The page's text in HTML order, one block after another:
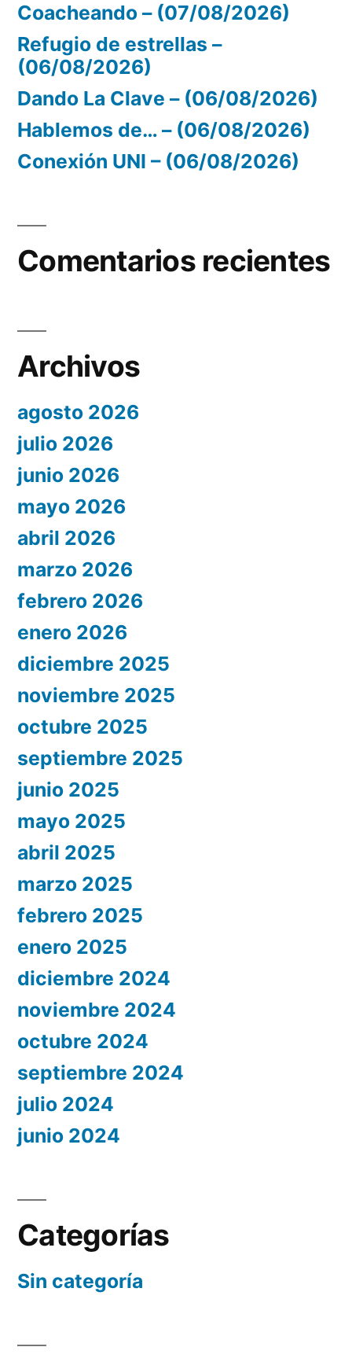
Coacheando – (07/08/2026)
Refugio de estrellas –
(06/08/2026)
Dando La Clave – (06/08/2026)
Hablemos de… – (06/08/2026)
Conexión UNI – (06/08/2026)
Comentarios recientes
Archivos
agosto 2026
julio 2026
junio 2026
mayo 2026
abril 2026
marzo 2026
febrero 2026
enero 2026
diciembre 2025
noviembre 2025
octubre 2025
septiembre 2025
junio 2025
mayo 2025
abril 2025
marzo 2025
febrero 2025
enero 2025
diciembre 2024
noviembre 2024
octubre 2024
septiembre 2024
julio 2024
junio 2024
Categorías
Sin categoría